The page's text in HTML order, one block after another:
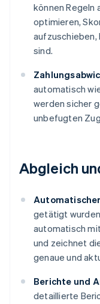
können Regeln
optimieren,
aufzuschieben,
sind.
automatisch
werden sicher
unbefugten
Abgleich
getätigt
automatisch
und zeichnet
genaue und
Berichte und
detaillierte